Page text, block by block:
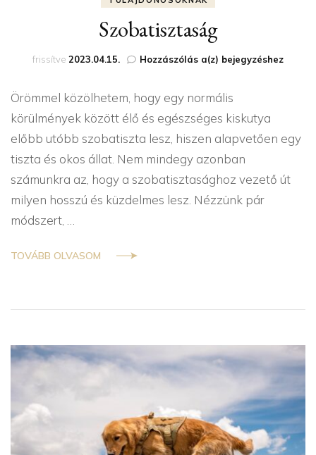
Szobatisztaság
frissítve 2023.04.15. Hozzászólás a(z) Szobatisztaság
bejegyzéshez
Örömmel közölhetem, hogy egy normális
körülmények között élő és egészséges kiskutya
előbb utóbb szobatiszta lesz, hiszen alapvetően egy
tiszta és okos állat. Nem mindegy azonban
számunkra az, hogy a szobatisztasághoz vezető út
milyen hosszú és küzdelmes lesz. Nézzünk pár
módszert, …
TOVÁBB OLVASOM